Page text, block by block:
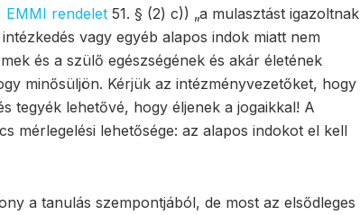
EMMI rendelet 51. § (2) c)) „a mulasztást igazoltnak
vagy egyéb alapos indok miatt nem
és a szülő egészségének és akár életének
minősüljön. Kérjük az intézményvezetőket, hogy
tegyék lehetővé, hogy éljenek a jogaikkal! A
mérlegelési lehetősége: az alapos indokot el kell
a tanulás szempontjából, de most az elsődleges